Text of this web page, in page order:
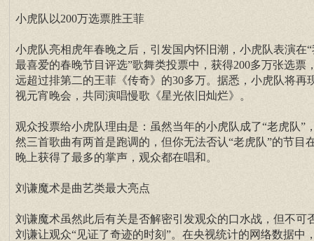
小虎队以200万选票胜王菲
小虎队亮相虎年春晚之后，引发国内怀旧潮，小虎队表演在“
最喜爱的春晚节目评选”歌舞类投票中，获得200多万张选票
远超过排第二的王菲《传奇》的30多万。据悉，小虎队将再
视元宵晚会，共同演唱慢歌《星光依旧灿烂》。
观众投票给小虎队理由是：虽然当年的小虎队成了“老虎队”
然三首歌曲有两首是跑调的，但你无法否认“老虎队”的节目
晚上获得了最多的掌声，观众都在唱和。
刘谦魔术是曲艺类最大亮点
刘谦魔术虽然此后有关是否解密引发观众的口水战，但不可
刘谦让观众“见证了奇迹的时刻”。在央视统计的网络数据中